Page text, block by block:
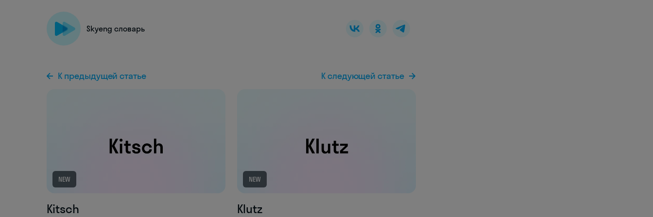
Skyeng словарь
К предыдущей статье
NEW
Kitsch
К следующей статье
NEW
Klutz